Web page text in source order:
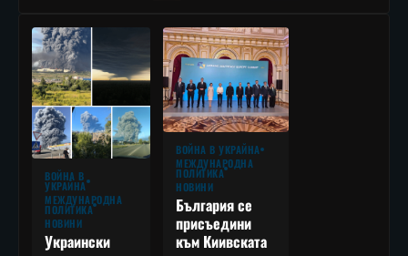
ВОЙНА В
УКРАЙНА
МЕЖДУНАРОДНА
ПОЛИТИКА
НОВИНИ
Украински
ВОЙНА В УКРАЙНА
МЕЖДУНАРОДНА
ПОЛИТИКА
НОВИНИ
България се
присъедини
към Киивската